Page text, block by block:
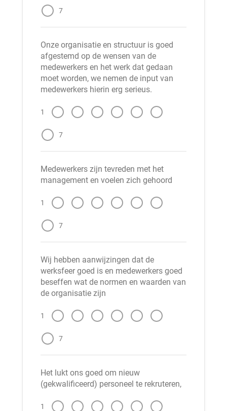
7
Onze organisatie en structuur is goed
afgestemd op de wensen van de
medewerkers en het werk dat gedaan
moet worden, we nemen de input van
medewerkers hierin erg serieus.
1
7
Medewerkers zijn tevreden met het
management en voelen zich gehoord
1
7
Wij hebben aanwijzingen dat de
werksfeer goed is en medewerkers goed
beseffen wat de normen en waarden van
de organisatie zijn
1
7
Het lukt ons goed om nieuw
(gekwalificeerd) personeel te rekruteren,
1